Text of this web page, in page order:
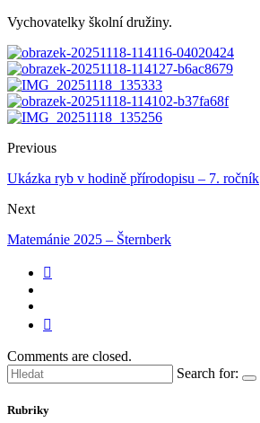
Vychovatelky školní družiny.
Previous
Ukázka ryb v hodině přírodopisu – 7. ročník
Next
Matemánie 2025 – Šternberk
Comments are closed.
Search for:
Rubriky